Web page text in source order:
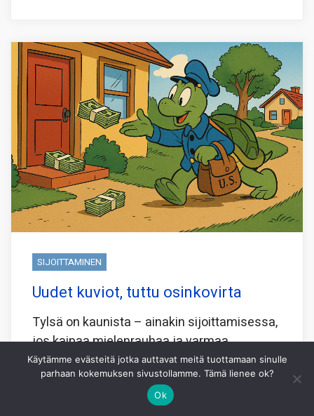
SIJOITTAMINEN
Uudet kuviot, tuttu osinkovirta
Tylsä on kaunista – ainakin sijoittamisessa,
jos kaipaa mielenrauhaa ja varmaa
mukavaa tuloa. Ja vielä sellaista, joka kilisee
suoraan tilille osakekurssia murehtimatta.
Parhaat teleoperaattorit täyttävät kriteerit,
Käytämme evästeitä jotka auttavat meitä tuottamaan sinulle
parhaan kokemuksen sivustollamme. Tämä lienee ok?
Ok